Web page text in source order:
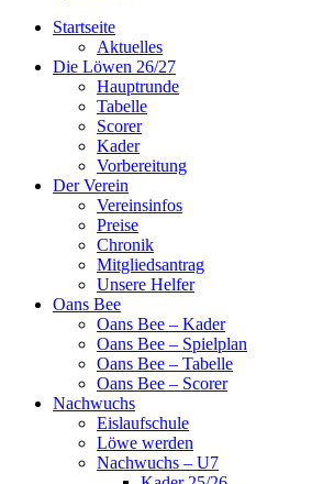
Startseite
Aktuelles
Die Löwen 26/27
Hauptrunde
Tabelle
Scorer
Kader
Vorbereitung
Der Verein
Vereinsinfos
Preise
Chronik
Mitgliedsantrag
Unsere Helfer
Oans Bee
Oans Bee – Kader
Oans Bee – Spielplan
Oans Bee – Tabelle
Oans Bee – Scorer
Nachwuchs
Eislaufschule
Löwe werden
Nachwuchs – U7